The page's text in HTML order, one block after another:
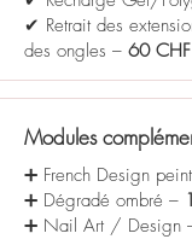
✔ Retrait des
des ongles – 60 CHF
Modules
➕ French Design
➕ Dégradé ombré –
➕ Nail Art / Design